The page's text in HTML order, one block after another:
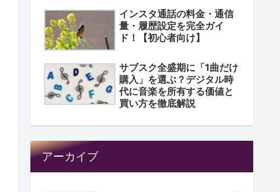
インスタ通話の料金・通信
量・履歴設定を完全ガイ
ド！【初心者向け】
サブスク全盛期に「1曲だけ
購入」を選ぶ？デジタル時
代に音楽を所有する価値と
買い方を徹底解説
アーカイブ